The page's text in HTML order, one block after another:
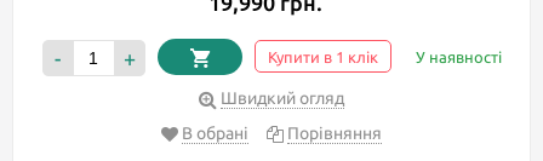
- + Купити в 1 клік У наявності
Швидкий огляд
В обрані
Порівняння